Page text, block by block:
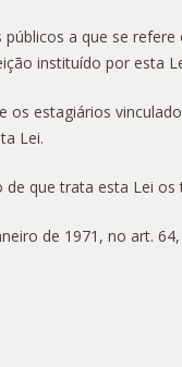
públicos a que se refere
instituído por esta
os estagiários
Lei.
que trata esta Lei
de 1971, no art.